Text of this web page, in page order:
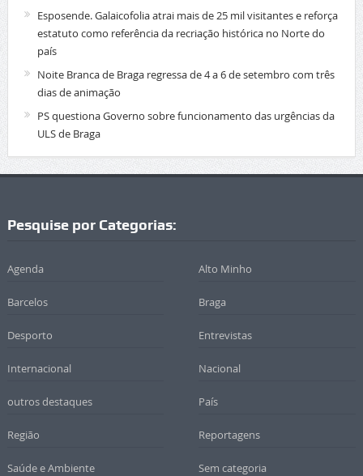
Esposende. Galaicofolia atrai mais de 25 mil visitantes e reforça
estatuto como referência da recriação histórica no Norte do
país
Noite Branca de Braga regressa de 4 a 6 de setembro com três
dias de animação
PS questiona Governo sobre funcionamento das urgências da
ULS de Braga
Pesquise por Categorias:
Agenda Alto Minho
Barcelos Braga
Desporto Entrevistas
Internacional Nacional
outros destaques País
Região Reportagens
Saúde e Ambiente Sem categoria